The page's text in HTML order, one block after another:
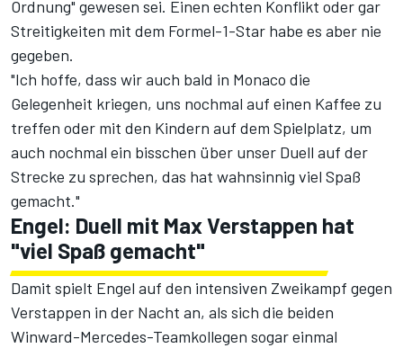
Ordnung" gewesen sei. Einen echten Konflikt oder gar
Streitigkeiten mit dem Formel-1-Star habe es aber nie
gegeben.
"Ich hoffe, dass wir auch bald in Monaco die
Gelegenheit kriegen, uns nochmal auf einen Kaffee zu
treffen oder mit den Kindern auf dem Spielplatz, um
auch nochmal ein bisschen über unser Duell auf der
Strecke zu sprechen, das hat wahnsinnig viel Spaß
gemacht."
Engel: Duell mit Max Verstappen hat
"viel Spaß gemacht"
Damit spielt Engel auf den intensiven Zweikampf gegen
Verstappen in der Nacht an, als sich die beiden
Winward-Mercedes-Teamkollegen sogar einmal